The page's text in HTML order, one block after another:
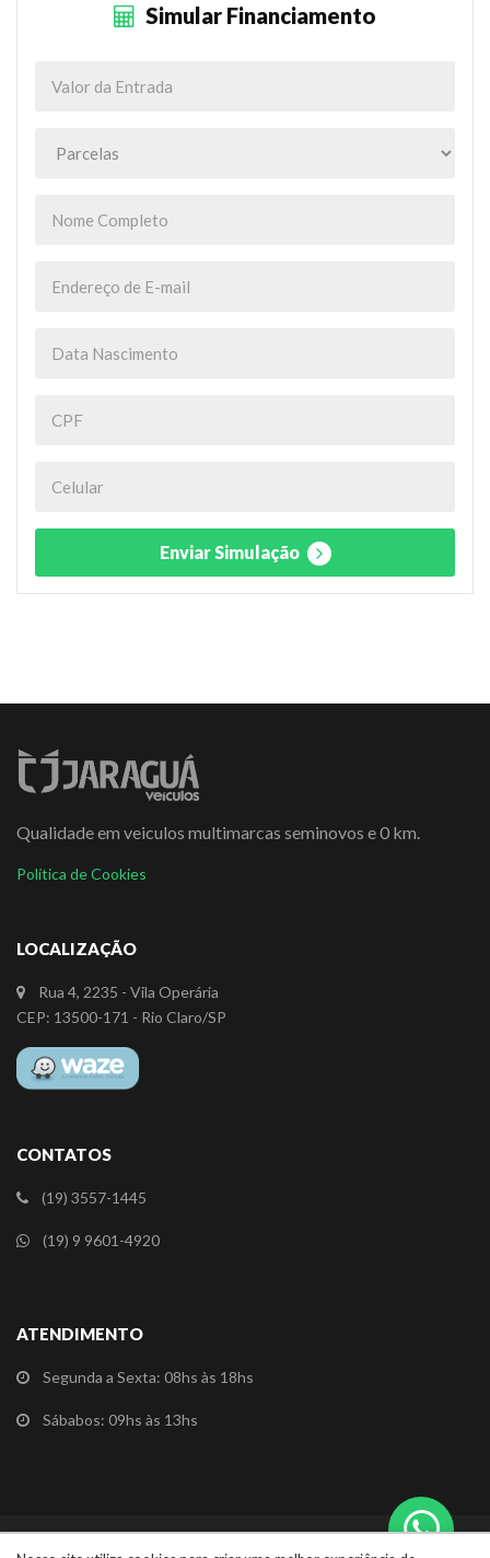
Simular Financiamento
Enviar Simulação
Qualidade em veiculos multimarcas seminovos e 0 km.
Política de Cookies
LOCALIZAÇÃO
Rua 4, 2235 - Vila Operária
CEP: 13500-171 - Rio Claro/SP
CONTATOS
(19) 3557-1445
(19) 9 9601-4920
ATENDIMENTO
Segunda a Sexta: 08hs às 18hs
Sábabos: 09hs às 13hs
Redes Sociais